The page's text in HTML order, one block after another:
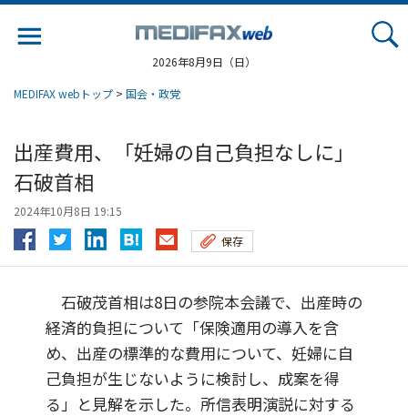
2026年8月9日（日）
MEDIFAX webトップ > 国会・政党
出産費用、「妊婦の自己負担なしに」
石破首相
2024年10月8日 19:15
保存
石破茂首相は8日の参院本会議で、出産時の
経済的負担について「保険適用の導入を含
め、出産の標準的な費用について、妊婦に自
己負担が生じないように検討し、成案を得
る」と見解を示した。所信表明演説に対する